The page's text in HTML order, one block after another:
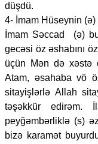
düşdü.
4- İmam Hüseynin
İmam Səccad (ə)
gecəsi öz əshabını
üçün Mən də xəstə
Atam, əsahaba vö
sitayişlərlə Allah
təşəkkür edirəm.
peyğəmbərliklə (s)
bizə karamət